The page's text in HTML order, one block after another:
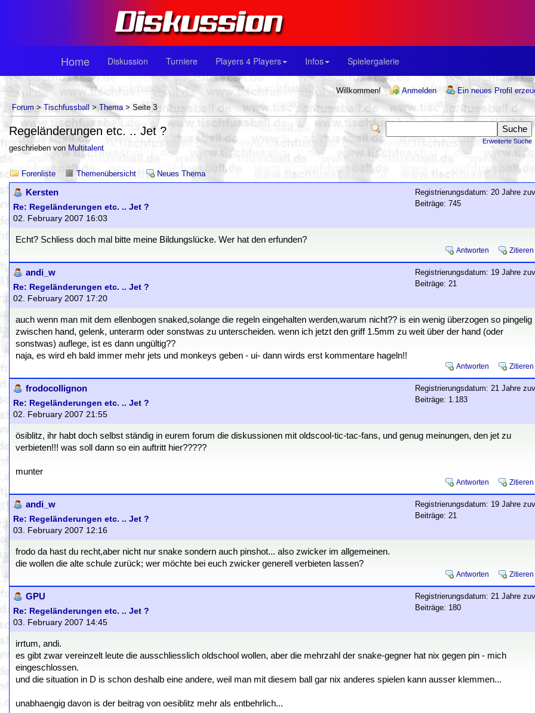
Home Diskussion Turniere Players 4 Players Infos Spielergalerie
Willkommen! Anmelden
Ein neues Profil
Forum > Tischfussball > Thema> Seite 3
Erweiterte Suche
Regeländerungen etc. .. Jet ?
geschrieben von Multitalent
Forenliste Themenübersicht Neues Thema
Kersten
Re: Regeländerungen etc. .. Jet ?
02. February 2007 16:03
Registrierungsdatum: 20 Jahre
Beiträge: 745
Echt? Schliess doch mal bitte meine Bildungslücke. Wer hat den erfunden?
Antworten Zitieren
andi_w
Re: Regeländerungen etc. .. Jet ?
02. February 2007 17:20
Registrierungsdatum: 19 Jahre
Beiträge: 21
auch wenn man mit dem ellenbogen snaked,solange die regeln eingehalten werden,warum nicht?? is ein wenig überzogen so pingelig
zwischen hand, gelenk, unterarm oder sonstwas zu unterscheiden. wenn ich jetzt den griff 1.5mm zu weit über der hand (oder
sonstwas) auflege, ist es dann ungültig??
naja, es wird eh bald immer mehr jets und monkeys geben - ui- dann wirds erst kommentare hageln!!
Antworten Zitieren
frodocollignon
Re: Regeländerungen etc. .. Jet ?
02. February 2007 21:55
Registrierungsdatum: 21 Jahre
Beiträge: 1.183
ösiblitz, ihr habt doch selbst ständig in eurem forum die diskussionen mit oldscool-tic-tac-fans, und genug meinungen, den jet zu
verbieten!!! was soll dann so ein auftritt hier?????
munter
Antworten Zitieren
andi_w
Re: Regeländerungen etc. .. Jet ?
03. February 2007 12:16
Registrierungsdatum: 19 Jahre
Beiträge: 21
frodo da hast du recht,aber nicht nur snake sondern auch pinshot... also zwicker im allgemeinen.
die wollen die alte schule zurück; wer möchte bei euch zwicker generell verbieten lassen?
Antworten Zitieren
GPU
Re: Regeländerungen etc. .. Jet ?
03. February 2007 14:45
Registrierungsdatum: 21 Jahre
Beiträge: 180
irrtum, andi.
es gibt zwar vereinzelt leute die ausschliesslich oldschool wollen, aber die mehrzahl der snake-gegner hat nix gegen pin - mich
eingeschlossen.
und die situation in D is schon deshalb eine andere, weil man mit diesem ball gar nix anderes spielen kann ausser klemmen...
unabhaengig davon is der beitrag von oesiblitz mehr als entbehrlich...